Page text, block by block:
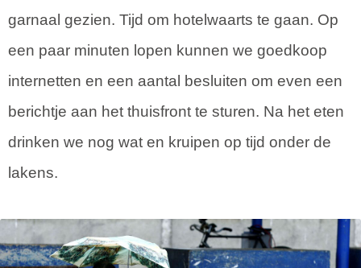
garnaal gezien. Tijd om hotelwaarts te gaan. Op
een paar minuten lopen kunnen we goedkoop
internetten en een aantal besluiten om even een
berichtje aan het thuisfront te sturen. Na het eten
drinken we nog wat en kruipen op tijd onder de
lakens.